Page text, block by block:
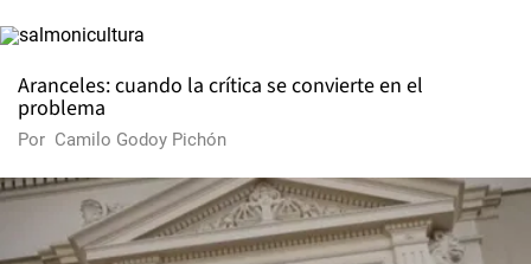
Aranceles: cuando la crítica se convierte en el
problema
Por Camilo Godoy Pichón